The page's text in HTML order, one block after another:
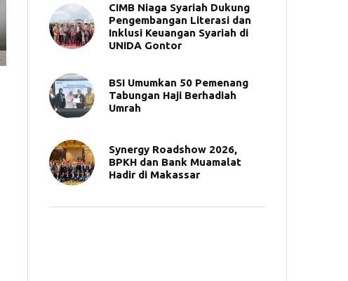
CIMB Niaga Syariah Dukung
Pengembangan Literasi dan
Inklusi Keuangan Syariah di
UNIDA Gontor
BSI Umumkan 50 Pemenang
Tabungan Haji Berhadiah
Umrah
Synergy Roadshow 2026,
BPKH dan Bank Muamalat
Hadir di Makassar